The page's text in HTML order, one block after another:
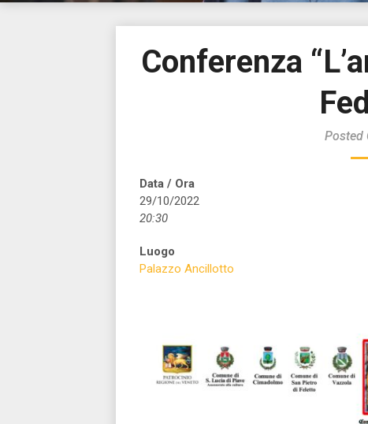
Conferenza
Posted
Data / Ora
29/10/2022
20:30
Luogo
Palazzo Ancillotto